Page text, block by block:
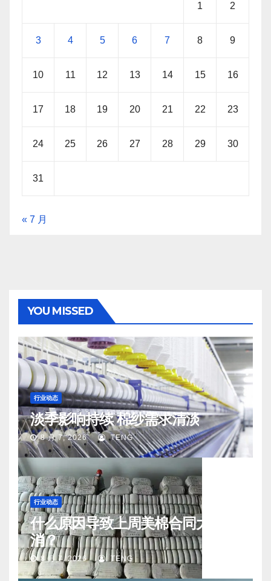
1 2
3 4 5 6 7 8 9
10 11 12 13 14 15 16
17 18 19 20 21 22 23
24 25 26 27 28 29 30
31
« 7 月
YOU MISSED
行业动态
淡季影响持续 棉纱需求清淡
8 月 7, 2026 TENG
行业动态
什么原因导致上周美棉合同大量取
消？
8 月 7, 2026 TENG